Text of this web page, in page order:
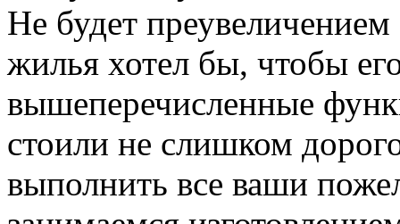
Не будет
жилья хотел бы, чтобы
вышеперечисленные
стоили не слишком
выполнить все ваши